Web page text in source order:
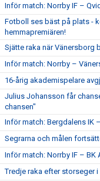
Inför match: Norrby IF –
Fotboll ses bäst på plats -
hemmapremiären!
Sjätte raka när Vänersborg
Inför match: Norrby –
16-årig akademispelare
Julius Johansson får
chansen"
Inför match: Bergdalens IK
Segrarna och målen
Inför match: Norrby IF – BK
Tredje raka efter storseger i